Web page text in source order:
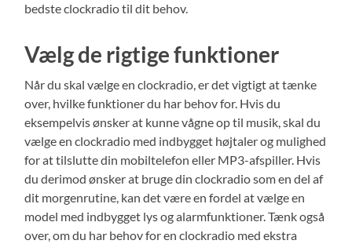
bedste clockradio til dit behov.
Vælg de rigtige funktioner
Når du skal vælge en clockradio, er det vigtigt at tænke
over, hvilke funktioner du har behov for. Hvis du
eksempelvis ønsker at kunne vågne op til musik, skal du
vælge en clockradio med indbygget højtaler og mulighed
for at tilslutte din mobiltelefon eller MP3-afspiller. Hvis
du derimod ønsker at bruge din clockradio som en del af
dit morgenrutine, kan det være en fordel at vælge en
model med indbygget lys og alarmfunktioner. Tænk også
over, om du har behov for en clockradio med ekstra